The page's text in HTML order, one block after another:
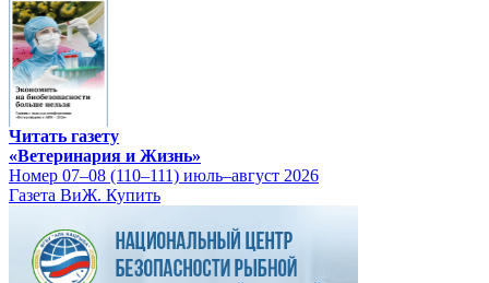
Читать газету
«Ветеринария и Жизнь»
Номер 07–08 (110–111) июль–август 2026
Газета ВиЖ. Купить